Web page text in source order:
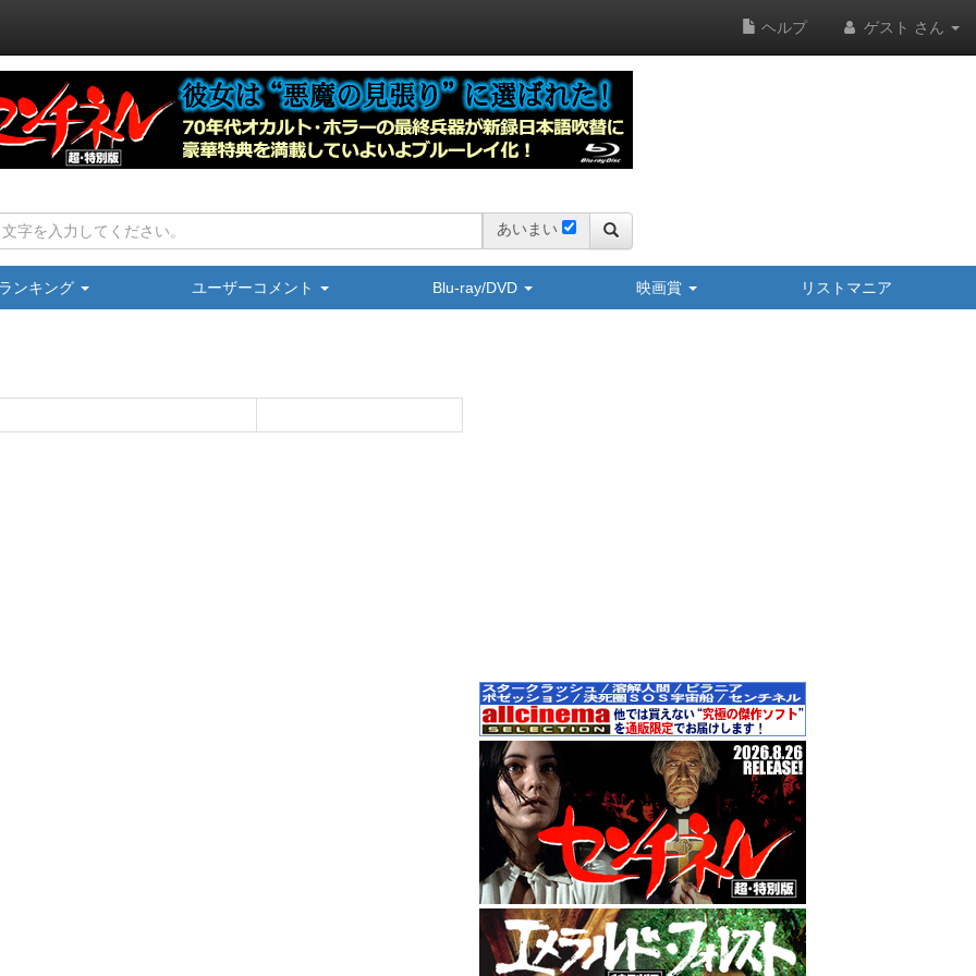
ヘルプ ゲスト さん
あいまい
ランキング ユーザーコメント Blu-ray/DVD 映画賞 リストマニア